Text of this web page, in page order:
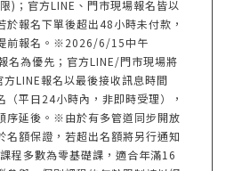
)；官方LINE、門市現場報名皆以
於報名下單後超出48小時未付款，
前報名。※2026/6/15中午
名為優先；官方LINE/門市現場將
LINE報名以最後接收訊息時間
（平日24小時內，非即時受理），
序延後。※由於有多管道同步開放
名額保證，若超出名額將另行通知
程多數為零基礎課，適合年滿16